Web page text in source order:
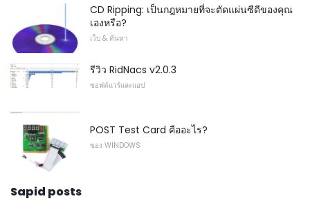
CD Ripping: เป็นกฎหมายที่จะตัดแผ่นซีดีของคุณ
เองหรือ?
เว็บ & ค้นหา
รีวิว RidNacs v2.0.3
ซอฟต์แวร์และแอป
POST Test Card คืออะไร?
ของ WINDOWS
Sapid posts